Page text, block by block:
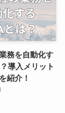
務を自動化す
導入メリット
紹介！